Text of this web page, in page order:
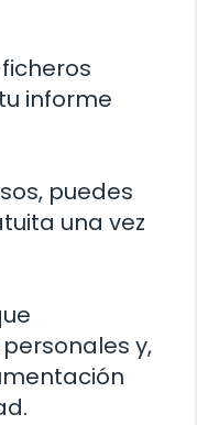
informe
puedes
una vez
y,